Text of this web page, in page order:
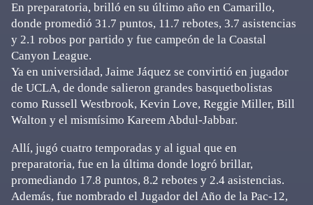
En preparatoria, brilló en su último año en Camarillo,
donde promedió 31.7 puntos, 11.7 rebotes, 3.7 asistencias
y 2.1 robos por partido y fue campeón de la Coastal
Canyon League.
Ya en universidad, Jaime Jáquez se convirtió en jugador
de UCLA, de donde salieron grandes basquetbolistas
como Russell Westbrook, Kevin Love, Reggie Miller, Bill
Walton y el mismísimo Kareem Abdul-Jabbar.
Allí, jugó cuatro temporadas y al igual que en
preparatoria, fue en la última donde logró brillar,
promediando 17.8 puntos, 8.2 rebotes y 2.4 asistencias.
Además, fue nombrado el Jugador del Año de la Pac-12,